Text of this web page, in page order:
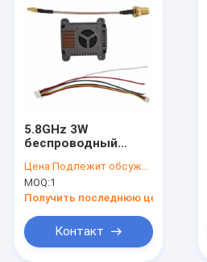
5.8GHz 3W
беспроводный
длинной дальности
с низкой задержкой
Цена:Подлежит обсуждению
MOQ:1
Получить последнюю цену
Контакт